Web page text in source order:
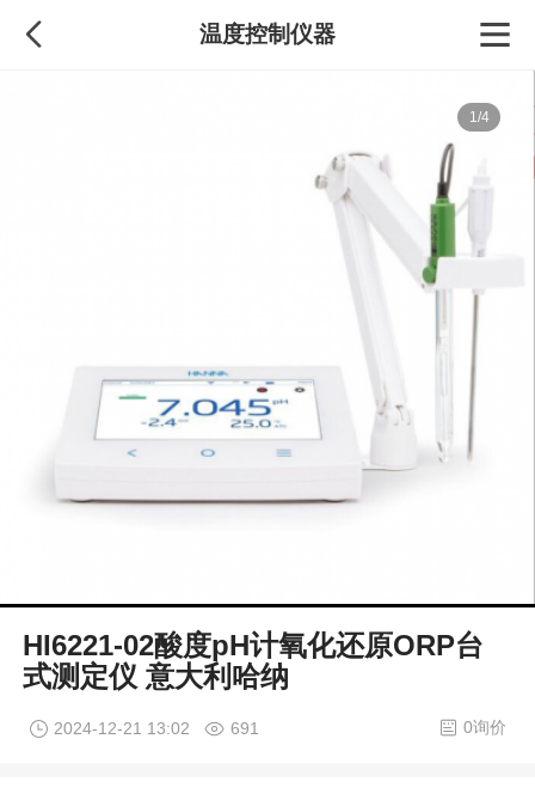
温度控制仪器
1/4
HI6221-02酸度pH计氧化还原ORP台
式测定仪 意大利哈纳
2024-12-21 13:02 691 0询价